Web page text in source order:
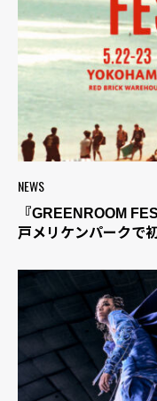
NEWS
『GREENROOM
戸メリケンパークで